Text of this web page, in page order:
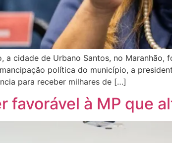
a cidade de Urbano Santos, no
política do município, a
para receber milhares de […]
favorável à MP que